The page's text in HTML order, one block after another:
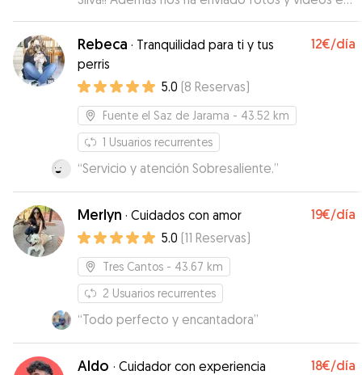
los q se veía a nuestra perra estupenda,
generando mucha tranquilidad. Y le ha dado unas
paseos enormes! Muchas gracias Julija!!
Rebeca · Tranquilidad para ti y tus
perris
12€/día
5.0 (8 Reservas)
Fuente el Saz de Jarama - 43.52 km
1 Usuarios recurrentes
“Servicio y atención Sobresaliente.”
Merlyn · Cuidados con amor 19€/día
5.0 (11 Reservas)
Tres Cantos - 43.67 km
2 Usuarios recurrentes
“Todo perfecto y encantadora”
Aldo · Cuidador con experiencia 18€/día